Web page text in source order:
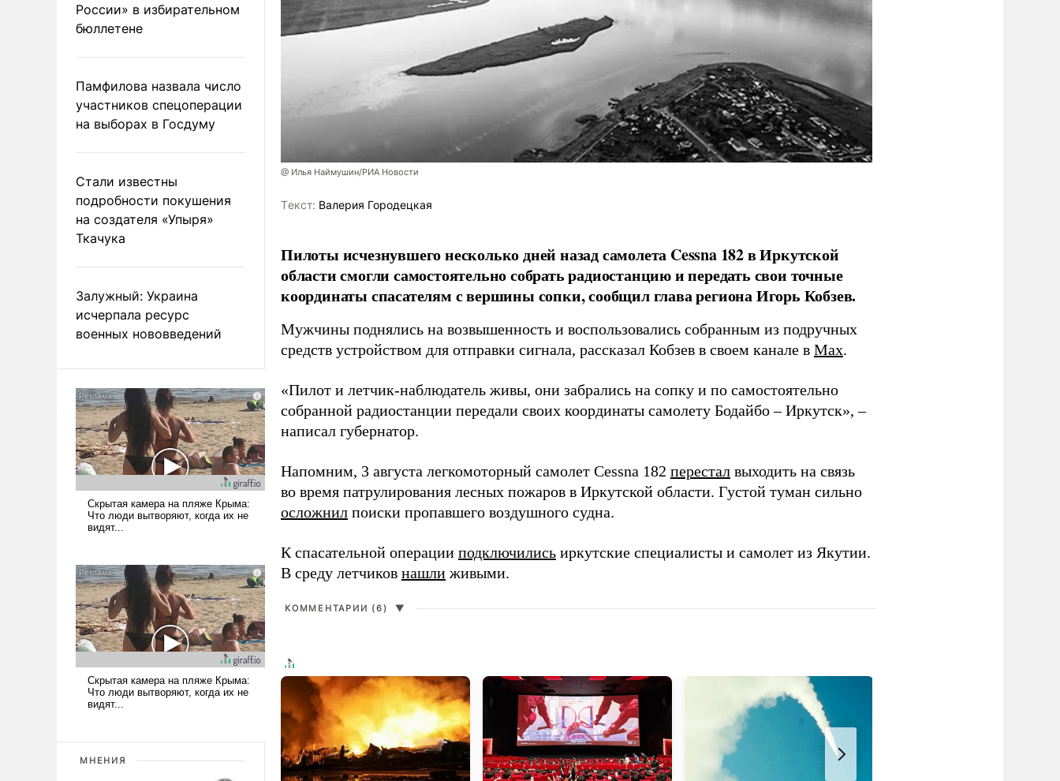
России» в избирательном
бюллетене
Памфилова назвала число
участников спецоперации
на выборах в Госдуму
Стали известны
подробности покушения
на создателя «Упыря»
Ткачука
Залужный: Украина
исчерпала ресурс
военных нововведений
МНЕНИЯ
@ Илья Наймушин/РИА Новости
Tекст: Валерия Городецкая
Пилоты исчезнувшего несколько дней назад самолета Cessna 182 в Иркутской
области смогли самостоятельно собрать радиостанцию и передать свои точные
координаты спасателям с вершины сопки, сообщил глава региона Игорь Кобзев.
Мужчины поднялись на возвышенность и воспользовались собранным из подручных
средств устройством для отправки сигнала, рассказал Кобзев в своем канале в Max.
«Пилот и летчик-наблюдатель живы, они забрались на сопку и по самостоятельно
собранной радиостанции передали своих координаты самолету Бодайбо – Иркутск», –
написал губернатор.
Напомним, 3 августа легкомоторный самолет Cessna 182 перестал выходить на связь
во время патрулирования лесных пожаров в Иркутской области. Густой туман сильно
осложнил поиски пропавшего воздушного судна.
К спасательной операции подключились иркутские специалисты и самолет из Якутии.
В среду летчиков нашли живыми.
КОММЕНТАРИИ (6) ▼